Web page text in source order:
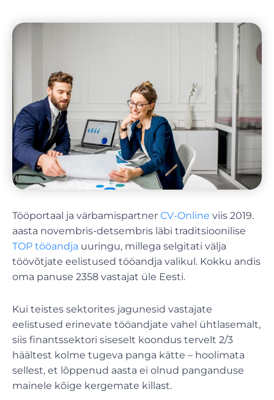
Tööportaal ja värbamispartner CV-Online viis 2019.
aasta novembris-detsembris läbi traditsioonilise
TOP tööandja uuringu, millega selgitati välja
töövõtjate eelistused tööandja valikul. Kokku andis
oma panuse 2358 vastajat üle Eesti.
Kui teistes sektorites jagunesid vastajate
eelistused erinevate tööandjate vahel ühtlasemalt,
siis finantssektori siseselt koondus tervelt 2/3
häältest kolme tugeva panga kätte – hoolimata
sellest, et lõppenud aasta ei olnud panganduse
mainele kõige kergemate killast.